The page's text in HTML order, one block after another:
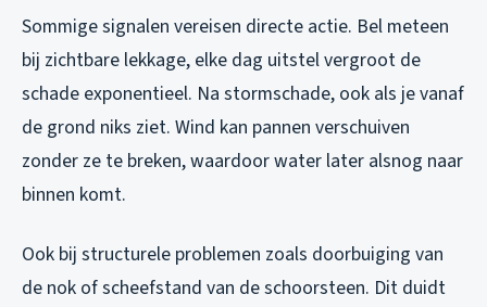
Sommige signalen vereisen directe actie. Bel meteen
bij zichtbare lekkage, elke dag uitstel vergroot de
schade exponentieel. Na stormschade, ook als je vanaf
de grond niks ziet. Wind kan pannen verschuiven
zonder ze te breken, waardoor water later alsnog naar
binnen komt.
Ook bij structurele problemen zoals doorbuiging van
de nok of scheefstand van de schoorsteen. Dit duidt